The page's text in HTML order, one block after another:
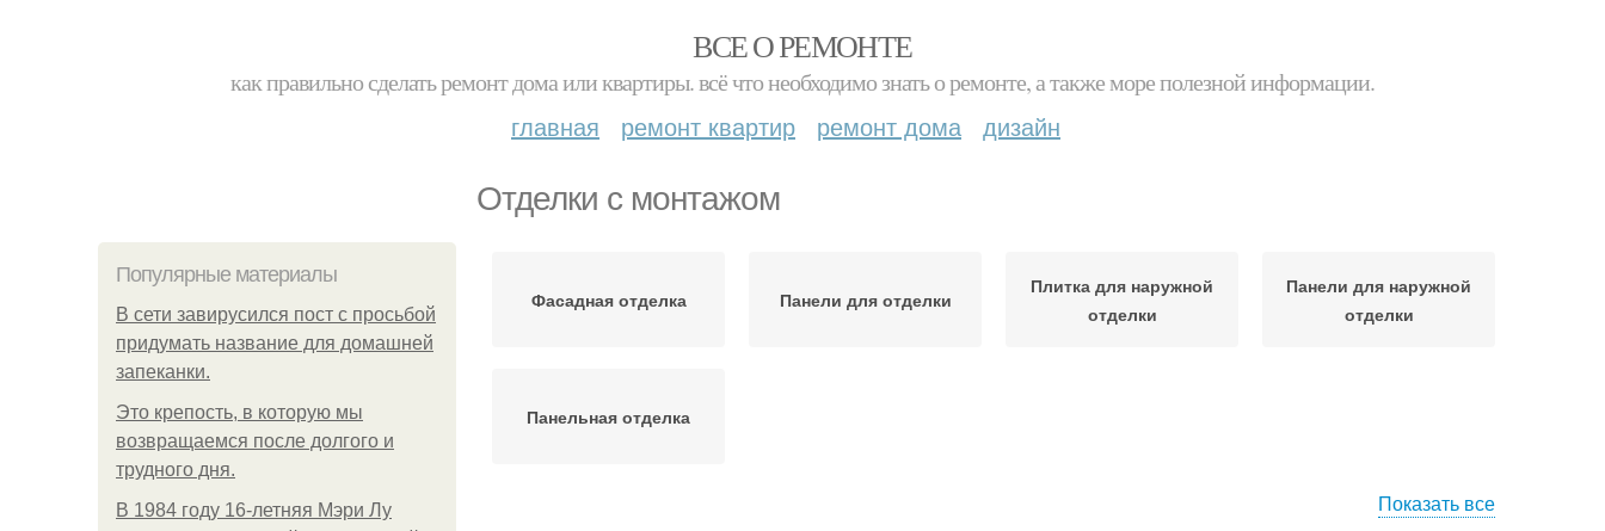
ВСЕ О РЕМОНТЕ
как правильно сделать ремонт дома или квартиры. всё что необходимо знать о ремонте, а также море полезной информации.
главная ремонт квартир ремонт дома дизайн
Отделки с монтажом
Популярные материалы
В сети завирусился пост с просьбой
придумать название для домашней
запеканки.
Это крепость, в которую мы
возвращаемся после долгого и
трудного дня.
В 1984 году 16-летняя Мэри Лу
Фасадная отделка Панели для отделки
Плитка для наружной
отделки
Панели для наружной
отделки
Панельная отделка
Показать все